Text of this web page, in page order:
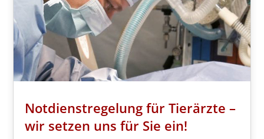
Notdienstregelung für Tierärzte –
wir setzen uns für Sie ein!